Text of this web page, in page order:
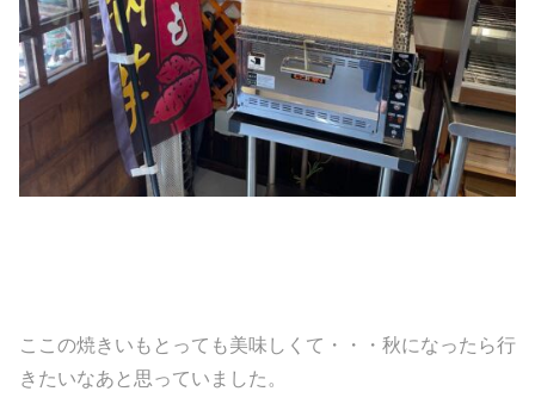
ここの焼きいもとっても美味しくて・・・秋になったら行
きたいなあと思っていました。